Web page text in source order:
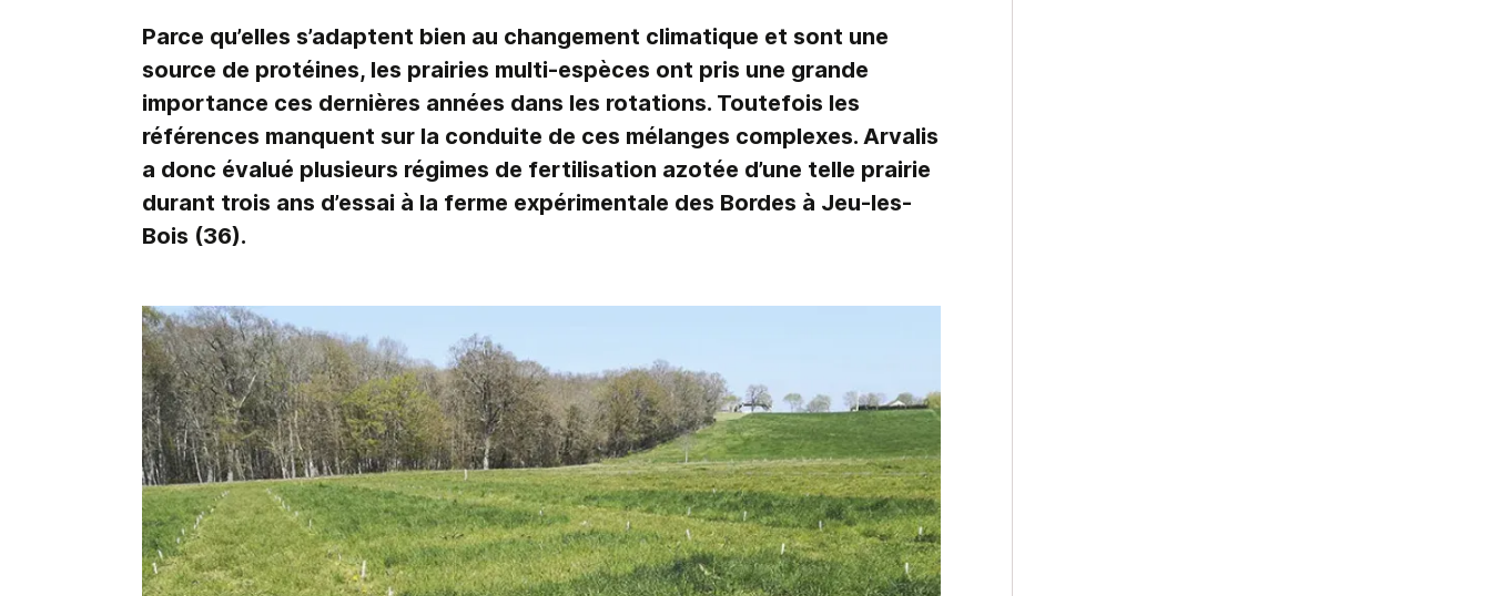
Parce qu’elles s’adaptent bien au changement climatique et sont une
source de protéines, les prairies multi-espèces ont pris une grande
importance ces dernières années dans les rotations. Toutefois les
références manquent sur la conduite de ces mélanges complexes. Arvalis
a donc évalué plusieurs régimes de fertilisation azotée d’une telle prairie
durant trois ans d’essai à la ferme expérimentale des Bordes à Jeu-les-
Bois (36).